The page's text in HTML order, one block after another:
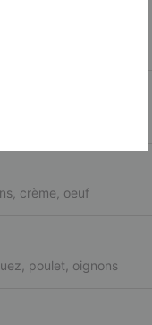
crème, oeuf
poulet, oignons